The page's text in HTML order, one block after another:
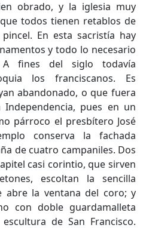
obrado, y la iglesia muy
todos tienen retablos de
En esta sacristía hay
y todo lo necesario
fines del siglo todavía
los franciscanos. Es
abandonado, o que fuera
pues en un
párroco el presbítero José
conserva la fachada
de cuatro campaniles. Dos
casi corintio, que sirven
escoltan la sencilla
abre la ventana del coro; y
con doble guardamalleta
de San Francisco.